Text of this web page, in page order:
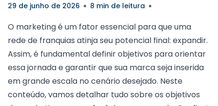
29 de junho de 2026 8 min de leitura
O marketing é um fator essencial para que uma
rede de franquias atinja seu potencial final: expandir.
Assim, é fundamental definir objetivos para orientar
essa jornada e garantir que sua marca seja inserida
em grande escala no cenário desejado. Neste
conteúdo, vamos detalhar tudo sobre os objetivos